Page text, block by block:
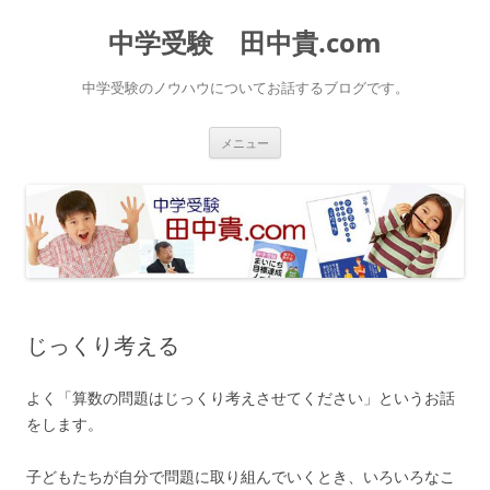
中学受験 田中貴.com
中学受験のノウハウについてお話するブログです。
メニュー
ス
キ
ッ
プ
じっくり考える
よく「算数の問題はじっくり考えさせてください」というお話
をします。
子どもたちが自分で問題に取り組んでいくとき、いろいろなこ